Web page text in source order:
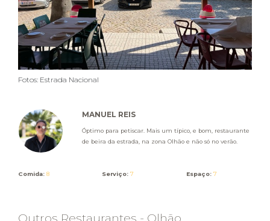
Fotos: Estrada Nacional
MANUEL REIS
Óptimo para petiscar. Mais um típico, e bom, restaurante
de beira da estrada, na zona Olhão e não só no verão.
Comida: 8 Serviço: 7 Espaço: 7
Outros Restaurantes - Olhão